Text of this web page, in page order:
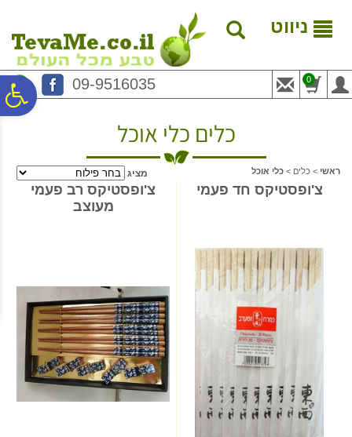
נגישות
המרכזי
ניווט
09-9516035 0
כלים כלי אוכל
ראשי > כלים > כלי אוכל מציג
צ'ופסטיקס חד פעמי
צ'ופסטיקס רב פעמי
מעוצב